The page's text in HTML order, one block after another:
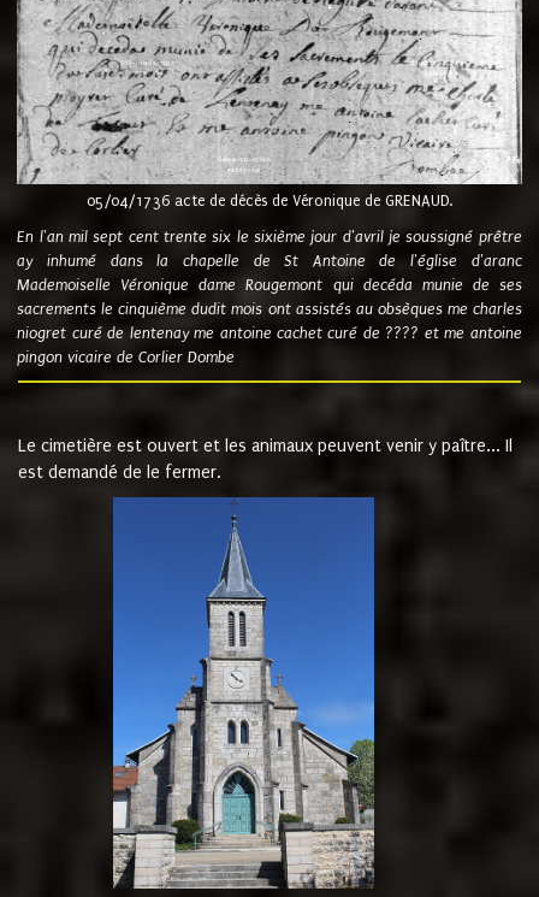
05/04/1736 acte de décès de Véronique de GRENAUD.
En l'an mil sept cent trente six le sixième jour d'avril je soussigné prêtre
ay inhumé dans la chapelle de St Antoine de l'église d'aranc
Mademoiselle Véronique dame Rougemont qui decéda munie de ses
sacrements le cinquième dudit mois ont assistés au obsèques me charles
niogret curé de lentenay me antoine cachet curé de ???? et me antoine
pingon vicaire de Corlier Dombe
Le cimetière est ouvert et les animaux peuvent venir y paître... Il
est demandé de le fermer.